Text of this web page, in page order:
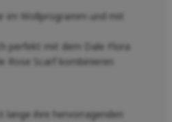
im Wollprogramm und mit
perfekt mit dem Dale Flora
Rose Scarf kombinieren
lange ihre hervorragenden